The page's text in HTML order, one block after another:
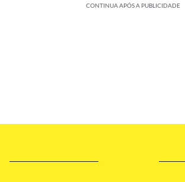
CONTINUA APÓS A PUBLICIDADE